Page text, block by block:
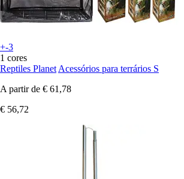
+-3
1 cores
Reptiles Planet Acessórios para terrários S
A partir de € 61,78
€ 56,72